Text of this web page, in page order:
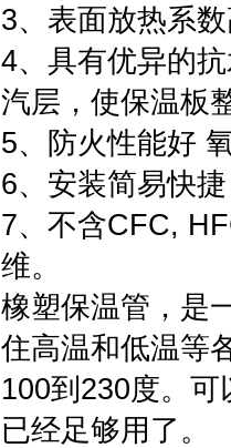
3、表面放热系
4、具有优异的
汽层，使保温板
5、防火性能好
6、安装简易快捷
7、不含CFC,
维。
橡塑保温管，是
住高温和低温等
100到230度。
已经足够用了。